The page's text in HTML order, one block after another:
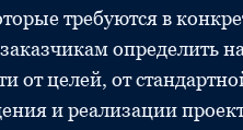
требуются в
определить
от целей, от
и реализации